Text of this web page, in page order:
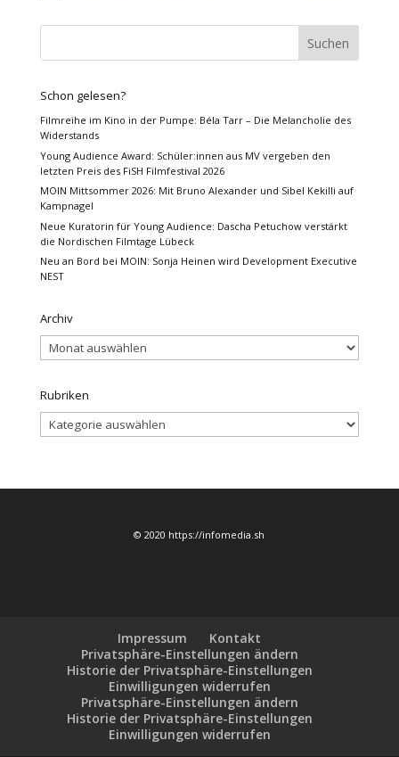
Schon gelesen?
Filmreihe im Kino in der Pumpe: Béla Tarr – Die Melancholie des
Widerstands
Young Audience Award: Schüler:innen aus MV vergeben den
letzten Preis des FiSH Filmfestival 2026
MOIN Mittsommer 2026: Mit Bruno Alexander und Sibel Kekilli auf
Kampnagel
Neue Kuratorin für Young Audience: Dascha Petuchow verstärkt
die Nordischen Filmtage Lübeck
Neu an Bord bei MOIN: Sonja Heinen wird Development Executive
NEST
Archiv
Archiv
Rubriken
Rubriken
© 2020 https://infomedia.sh
Impressum
Kontakt
Privatsphäre-Einstellungen ändern
Historie der Privatsphäre-Einstellungen
Einwilligungen widerrufen
Privatsphäre-Einstellungen ändern
Historie der Privatsphäre-Einstellungen
Einwilligungen widerrufen